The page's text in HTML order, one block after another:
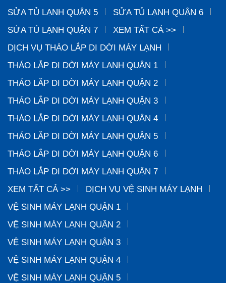
SỬA TỦ LẠNH QUẬN 5
SỬA TỦ LẠNH QUẬN 6
SỬA TỦ LẠNH QUẬN 7
XEM TẤT CẢ >>
DỊCH VỤ THÁO LẮP DI DỜI MÁY LẠNH
THÁO LẮP DI DỜI MÁY LẠNH QUẬN 1
THÁO LẮP DI DỜI MÁY LẠNH QUẬN 2
THÁO LẮP DI DỜI MÁY LẠNH QUẬN 3
THÁO LẮP DI DỜI MÁY LẠNH QUẬN 4
THÁO LẮP DI DỜI MÁY LẠNH QUẬN 5
THÁO LẮP DI DỜI MÁY LẠNH QUẬN 6
THÁO LẮP DI DỜI MÁY LẠNH QUẬN 7
XEM TẤT CẢ >>
DỊCH VỤ VỆ SINH MÁY LẠNH
VỆ SINH MÁY LẠNH QUẬN 1
VỆ SINH MÁY LẠNH QUẬN 2
VỆ SINH MÁY LẠNH QUẬN 3
VỆ SINH MÁY LẠNH QUẬN 4
VỆ SINH MÁY LẠNH QUẬN 5